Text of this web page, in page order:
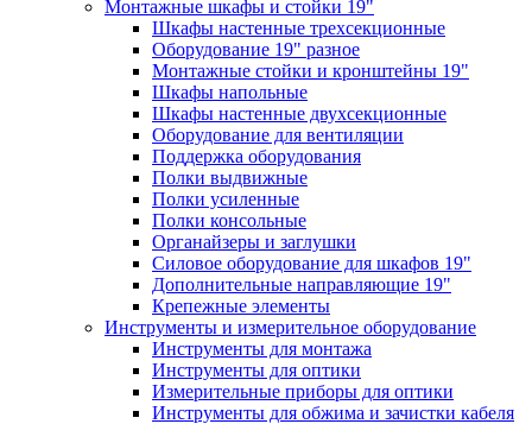
Монтажные шкафы и стойки 19"
Шкафы настенные трехсекционные
Оборудование 19" разное
Монтажные стойки и кронштейны 19"
Шкафы напольные
Шкафы настенные двухсекционные
Оборудование для вентиляции
Поддержка оборудования
Полки выдвижные
Полки усиленные
Полки консольные
Органайзеры и заглушки
Силовое оборудование для шкафов 19"
Дополнительные направляющие 19"
Крепежные элементы
Инструменты и измерительное оборудование
Инструменты для монтажа
Инструменты для оптики
Измерительные приборы для оптики
Инструменты для обжима и зачистки кабеля